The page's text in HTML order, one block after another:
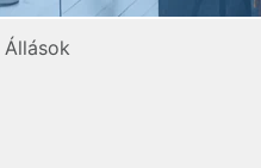
Állások